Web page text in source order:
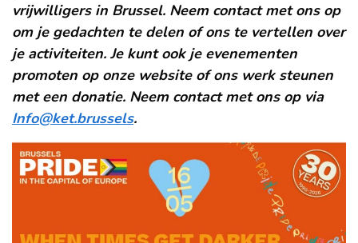
vrijwilligers in Brussel. Neem contact met ons op
om je gedachten te delen of ons te vertellen over
je activiteiten. Je kunt ook je evenementen
promoten op onze website of ons werk steunen
met een donatie. Neem contact met ons op via
Info@ket.brussels.